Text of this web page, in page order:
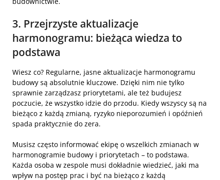
3. Przejrzyste aktualizacje
harmonogramu: bieżąca wiedza to
podstawa
Wiesz co? Regularne, jasne aktualizacje harmonogramu
budowy są absolutnie kluczowe. Dzięki nim nie tylko
sprawnie zarządzasz priorytetami, ale też budujesz
poczucie, że wszystko idzie do przodu. Kiedy wszyscy są na
bieżąco z każdą zmianą, ryzyko nieporozumień i opóźnień
spada praktycznie do zera.
Musisz często informować ekipę o wszelkich zmianach w
harmonogramie budowy i priorytetach – to podstawa.
Każda osoba w zespole musi dokładnie wiedzieć, jaki ma
wpływ na postęp prac i być na bieżąco z każdą